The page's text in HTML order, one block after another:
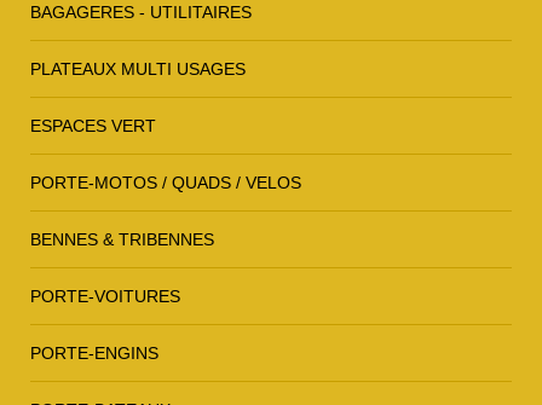
BAGAGERES - UTILITAIRES
PLATEAUX MULTI USAGES
ESPACES VERT
PORTE-MOTOS / QUADS / VELOS
BENNES & TRIBENNES
PORTE-VOITURES
PORTE-ENGINS